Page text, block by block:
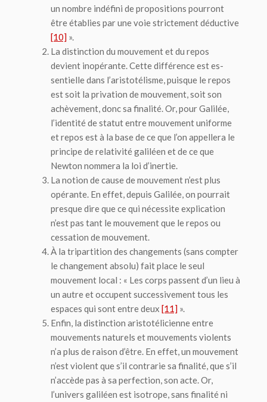
un nombre indé­fini de propositions pourront
être établies par une voie strictement déductive
[10] ».
La distinction du mouvement et du repos
devient inopérante. Cette différence est es­
sentielle dans l’aristotélisme, puisque le repos
est soit la privation de mouvement, soit son
achèvement, donc sa finalité. Or, pour Galilée,
l’identité de statut entre mouvement uniforme
et repos est à la base de ce que l’on appellera le
principe de relativité galiléen et de ce que
Newton nommera la loi d’inertie.
La notion de cause de mouvement n’est plus
opérante. En effet, depuis Galilée, on pourrait
presque dire que ce qui nécessite explication
n’est pas tant le mouvement que le repos ou
cessation de mouvement.
À la tripartition des changements (sans compter
le changement absolu) fait place le seul
mouvement local : « Les corps passent d’un lieu à
un autre et occupent successive­ment tous les
espaces qui sont entre deux [11] ».
Enfin, la distinction aristotélicienne entre
mouvements naturels et mouvements vio­lents
n’a plus de raison d’être. En effet, un mouvement
n’est violent que s’il contrarie sa finalité, que s’il
n’accède pas à sa perfection, son acte. Or,
l’univers galiléen est isotrope, sans finalité ni